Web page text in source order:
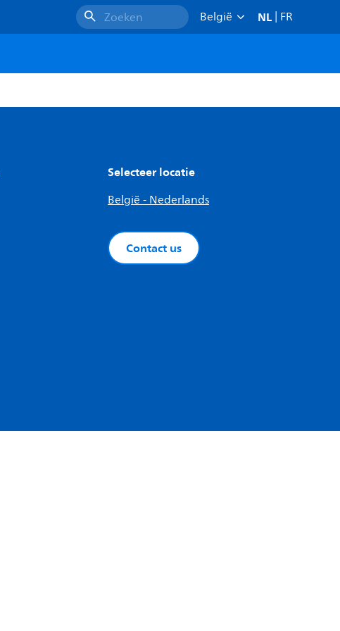
Zoeken België NL | FR
Selecteer locatie
België - Nederlands
Contact us